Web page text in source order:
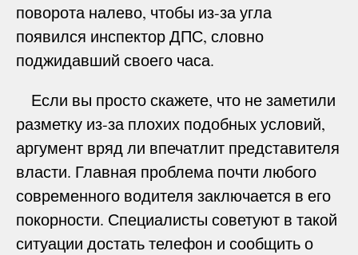
поворота налево, чтобы из-за угла
появился инспектор ДПС, словно
поджидавший своего часа.
Если вы просто скажете, что не заметили
разметку из-за плохих подобных условий,
аргумент вряд ли впечатлит представителя
власти. Главная проблема почти любого
современного водителя заключается в его
покорности. Специалисты советуют в такой
ситуации достать телефон и сообщить о